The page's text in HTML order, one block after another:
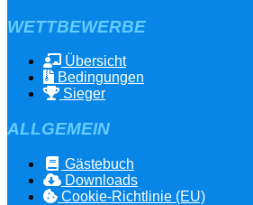
WETTBEWERBE
Übersicht
Bedingungen
Sieger
ALLGEMEIN
Gästebuch
Downloads
Cookie-Richtlinie (EU)